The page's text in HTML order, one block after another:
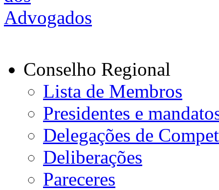
Conselho Regional
Lista de Membros
Presidentes e
Delegações de
Deliberações
Pareceres